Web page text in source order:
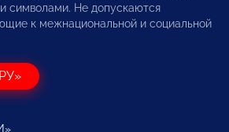
символами. Не допускаются
к межнациональной и социальной